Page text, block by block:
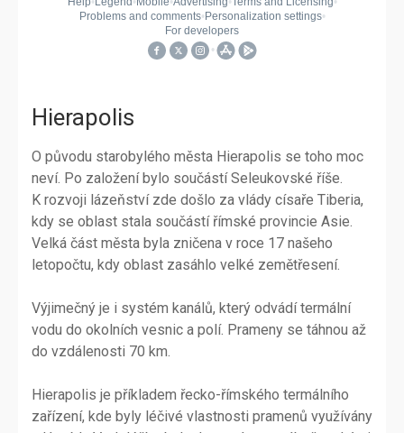
Hierapolis
O původu starobylého města Hierapolis se toho moc
neví. Po založení bylo součástí Seleukovské říše.
K rozvoji lázeňství zde došlo za vlády císaře Tiberia,
kdy se oblast stala součástí římské provincie Asie.
Velká část města byla zničena v roce 17 našeho
letopočtu, kdy oblast zasáhlo velké zemětřesení.
Výjimečný je i systém kanálů, který odvádí termální
vodu do okolních vesnic a polí. Prameny se táhnou až
do vzdálenosti 70 km.
Hierapolis je příkladem řecko-římského termálního
zařízení, kde byly léčivé vlastnosti pramenů využívány